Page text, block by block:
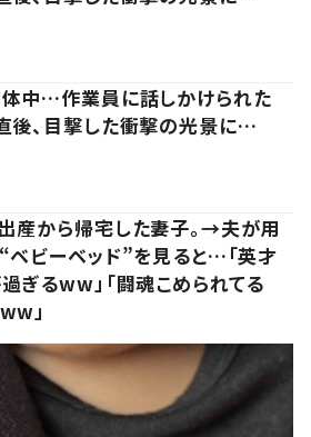
中…作業員に話しかけられた
後、目撃した衝撃の光景に…
産から帰宅した妻子。→夫が用
ベビーベッド”を見ると…「英才
ぎるww」「闘魂こめられてる
」